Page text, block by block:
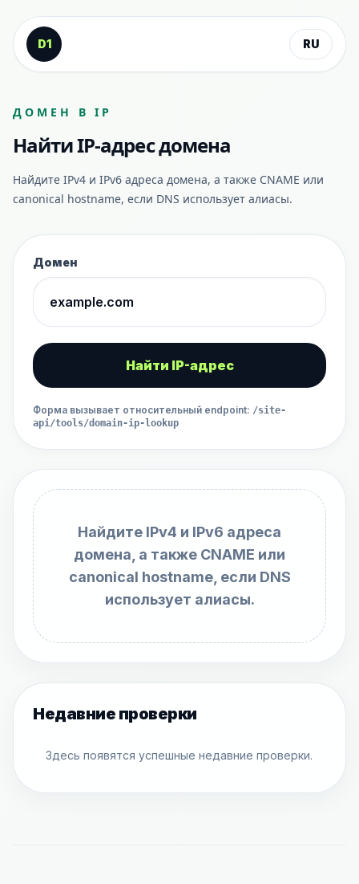
К содержанию
D1
RU
ДОМЕН В IP
Найти IP-адрес домена
Найдите IPv4 и IPv6 адреса домена, а также CNAME или
canonical hostname, если DNS использует алиасы.
Домен
Найти IP-адрес
Форма вызывает относительный endpoint: /site-
api/tools/domain-ip-lookup
Найдите IPv4 и IPv6 адреса
домена, а также CNAME или
canonical hostname, если DNS
использует алиасы.
Недавние проверки
Здесь появятся успешные недавние проверки.